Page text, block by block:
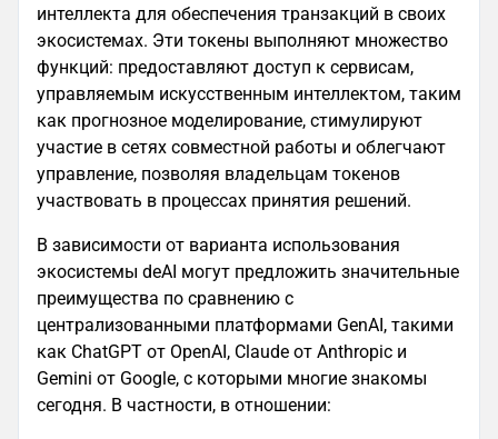
интеллекта для обеспечения транзакций в своих
экосистемах. Эти токены выполняют множество
функций: предоставляют доступ к сервисам,
управляемым искусственным интеллектом, таким
как прогнозное моделирование, стимулируют
участие в сетях совместной работы и облегчают
управление, позволяя владельцам токенов
участвовать в процессах принятия решений.
В зависимости от варианта использования
экосистемы deAI могут предложить значительные
преимущества по сравнению с
централизованными платформами GenAI, такими
как ChatGPT от OpenAI, Claude от Anthropic и
Gemini от Google, с которыми многие знакомы
сегодня. В частности, в отношении: